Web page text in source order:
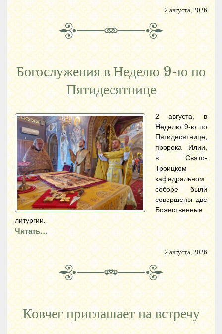
2 августа, 2026
Богослужения в Неделю 9-ю по
Пятидесятнице
2 августа, в
Неделю 9-ю по
Пятидесятнице,
пророка Илии,
в Свято-
Троицком
кафедральном
соборе были
совершены две
Божественные
литургии.
Читать…
2 августа, 2026
Ковчег приглашает на встречу